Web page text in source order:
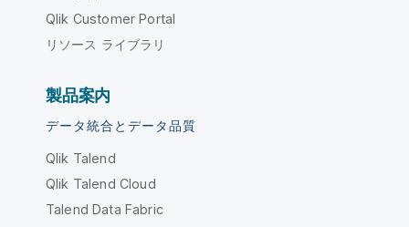
Qlik Customer Portal
リソース ライブラリ
製品案内
データ統合とデータ品質
Qlik Talend
Qlik Talend Cloud
Talend Data Fabric